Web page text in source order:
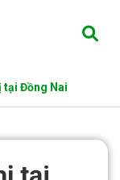
tại Đồng Nai